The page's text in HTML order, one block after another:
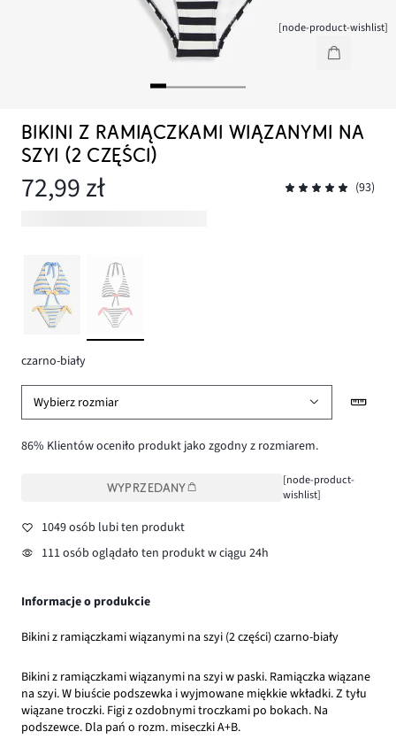
[node-product-wishlist]
BIKINI Z RAMIĄCZKAMI WIĄZANYMI NA
SZYI (2 CZĘŚCI)
72,99 zł (93)
czarno-biały
Wybierz rozmiar
86% Klientów oceniło produkt jako zgodny z rozmiarem.
WYPRZEDANY
[node-product-
wishlist]
1049 osób lubi ten produkt
111 osób oglądało ten produkt w ciągu 24h
Informacje o produkcie
Bikini z ramiączkami wiązanymi na szyi (2 części) czarno-biały
Bikini z ramiączkami wiązanymi na szyi w paski. Ramiączka wiązane
na szyi. W biuście podszewka i wyjmowane miękkie wkładki. Z tyłu
wiązane troczki. Figi z ozdobnymi troczkami po bokach. Na
podszewce. Dla pań o rozm. miseczki A+B.